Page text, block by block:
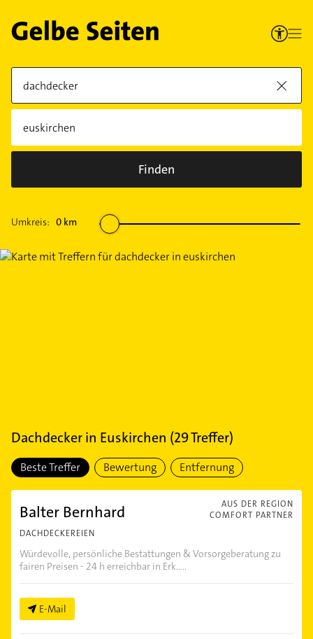
Finden
Umkreis: 0 km
Dachdeckerin Euskirchen (29Treffer)
Beste Treffer Bewertung Entfernung
AUS DER REGION
COMFORT PARTNER
Balter Bernhard
DACHDECKEREIEN
Würdevolle, persönliche Bestattungen & Vorsorgeberatung zu
fairen Preisen - 24 h erreichbar in Erk.....
E-Mail